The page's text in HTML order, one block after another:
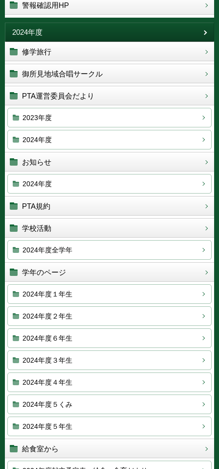
警報確認用HP
2024年度
修学旅行
御所見地域合唱サークル
PTA運営委員会だより
2023年度
2024年度
お知らせ
2024年度
PTA規約
学校活動
2024年度全学年
学年のページ
2024年度１年生
2024年度２年生
2024年度６年生
2024年度３年生
2024年度４年生
2024年度５くみ
2024年度５年生
給食室から